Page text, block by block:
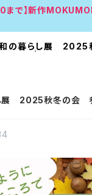
で】新作
の暮らし展 2025
展 2025秋冬の会